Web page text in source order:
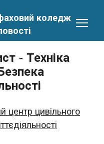
коледж
- Техніка
центр цивільного